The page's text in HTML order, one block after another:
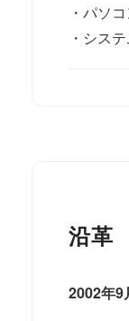
・パソ
・シス
沿革
2002年9